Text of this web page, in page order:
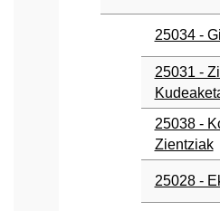
25034 -
25031 -
25038 -
Zientziak
25028 -